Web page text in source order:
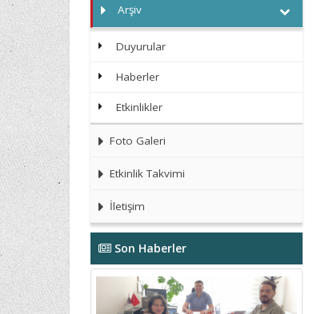
Arşiv
Duyurular
Haberler
Etkinlikler
Foto Galeri
Etkinlik Takvimi
İletişim
Son Haberler